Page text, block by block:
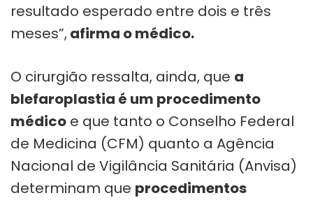
resultado esperado entre dois e três
meses”,afirma o médico.
O cirurgião ressalta, ainda, que a
blefaroplastia é um procedimento
médico e que tanto o Conselho Federal
de Medicina (CFM) quanto a Agência
Nacional de Vigilância Sanitária (Anvisa)
determinam que procedimentos